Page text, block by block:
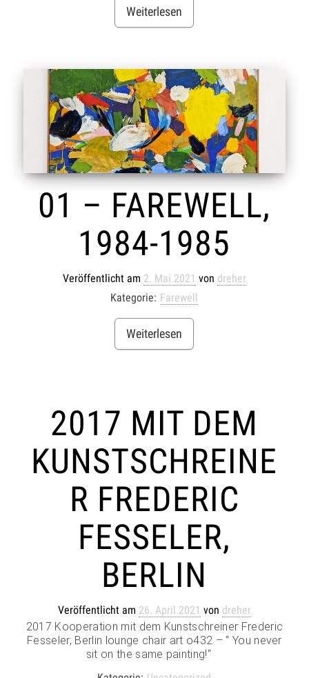
Weiterlesen
01 – FAREWELL,
1984-1985
Veröffentlicht am 2. Mai 2021 von dreher
Kategorie: Farewell
Weiterlesen
2017 MIT DEM
KUNSTSCHREINE
R FREDERIC
FESSELER,
BERLIN
Veröffentlicht am 26. April 2021 von dreher
2017 Kooperation mit dem Kunstschreiner Frederic
Fesseler, Berlin lounge chair art o432 – “ You never
sit on the same painting!“